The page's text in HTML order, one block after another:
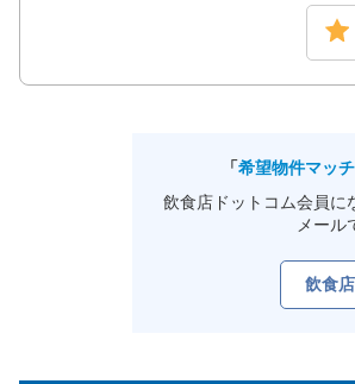
「希望物件マッ
飲食店ドットコム会員に
メール
飲食